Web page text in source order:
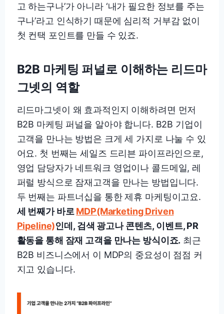
고 하는구나’가 아니라 ‘내가 필요한 정보를 주는
구나’라고 인식하기 때문에 심리적 거부감 없이
첫 컨택 포인트를 만들 수 있죠.
B2B 마케팅 퍼널로 이해하는 리드마
그넷의 역할
리드마그넷이 왜 효과적인지 이해하려면 먼저
B2B 마케팅 퍼널을 알아야 합니다. B2B 기업이
고객을 만나는 방법은 크게 세 가지로 나눌 수 있
어요. 첫 번째는 세일즈 드리븐 파이프라인으로,
영업 담당자가 네트워크 영업이나 콜드메일, 레
퍼럴 방식으로 잠재고객을 만나는 방법입니다.
두 번째는 파트너십을 통한 제휴 마케팅이고요.
세 번째가 바로MDP(Marketing Driven
Pipeline)인데, 검색 광고나 콘텐츠, 이벤트, PR
활동을 통해 잠재 고객을 만나는 방식이죠. 최근
B2B 비즈니스에서 이 MDP의 중요성이 점점 커
지고 있습니다.